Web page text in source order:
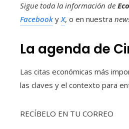
Sigue toda la información de
Facebook yX, o en nuestra
La agenda de
Las citas económicas más
las claves y el contexto para
RECÍBELO EN TU CORREO